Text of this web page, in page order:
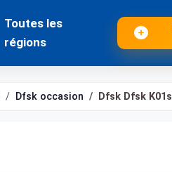
Toutes les
régions
Dfsk occasion Dfsk Dfsk K01s